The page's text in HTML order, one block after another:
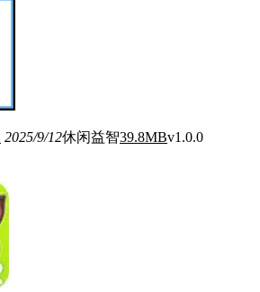
2025/9/12休闲益智39.8MBv1.0.0